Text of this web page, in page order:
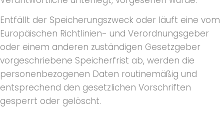
Entfällt der Speicherungszweck oder läuft eine vom
Europäischen Richtlinien- und Verordnungsgeber
oder einem anderen zuständigen Gesetzgeber
vorgeschriebene Speicherfrist ab, werden die
personenbezogenen Daten routinemäßig und
entsprechend den gesetzlichen Vorschriften
gesperrt oder gelöscht.